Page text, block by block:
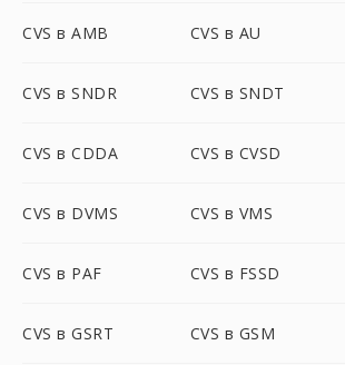
CVS в AMB CVS в AU
CVS в SNDR CVS в SNDT
CVS в CDDA CVS в CVSD
CVS в DVMS CVS в VMS
CVS в PAF CVS в FSSD
CVS в GSRT CVS в GSM